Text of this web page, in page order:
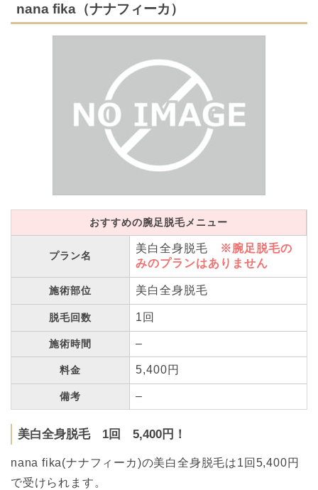
nana fika（ナナフィーカ）
おすすめの腕足脱毛メニュー
プラン名
美白全身脱毛
※腕足脱毛の
みのプランはありません
施術部位 美白全身脱毛
脱毛回数 1回
施術時間 –
料金 5,400円
備考 –
美白全身脱毛 1回 5,400円！
nana fika(ナナフィーカ)の美白全身脱毛は1回5,400円
で受けられます。